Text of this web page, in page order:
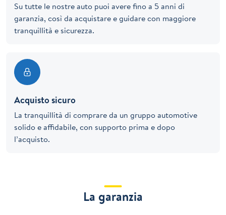
Su tutte le nostre auto puoi avere fino a 5 anni di
garanzia, così da acquistare e guidare con maggiore
tranquillità e sicurezza.
Acquisto sicuro
La tranquillità di comprare da un gruppo automotive
solido e affidabile, con supporto prima e dopo
l’acquisto.
La garanzia